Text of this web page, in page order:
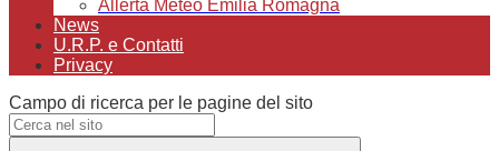
Allerta Meteo Emilia Romagna
News
U.R.P. e Contatti
Privacy
Campo di ricerca per le pagine del sito